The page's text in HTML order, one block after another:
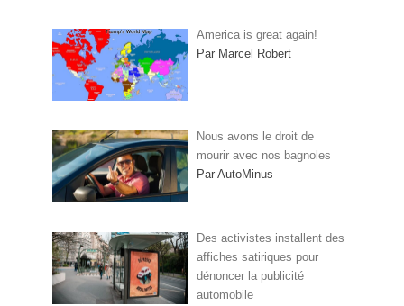
America is great again!
Par Marcel Robert
Nous avons le droit de
mourir avec nos bagnoles
Par AutoMinus
Des activistes installent des
affiches satiriques pour
dénoncer la publicité
automobile